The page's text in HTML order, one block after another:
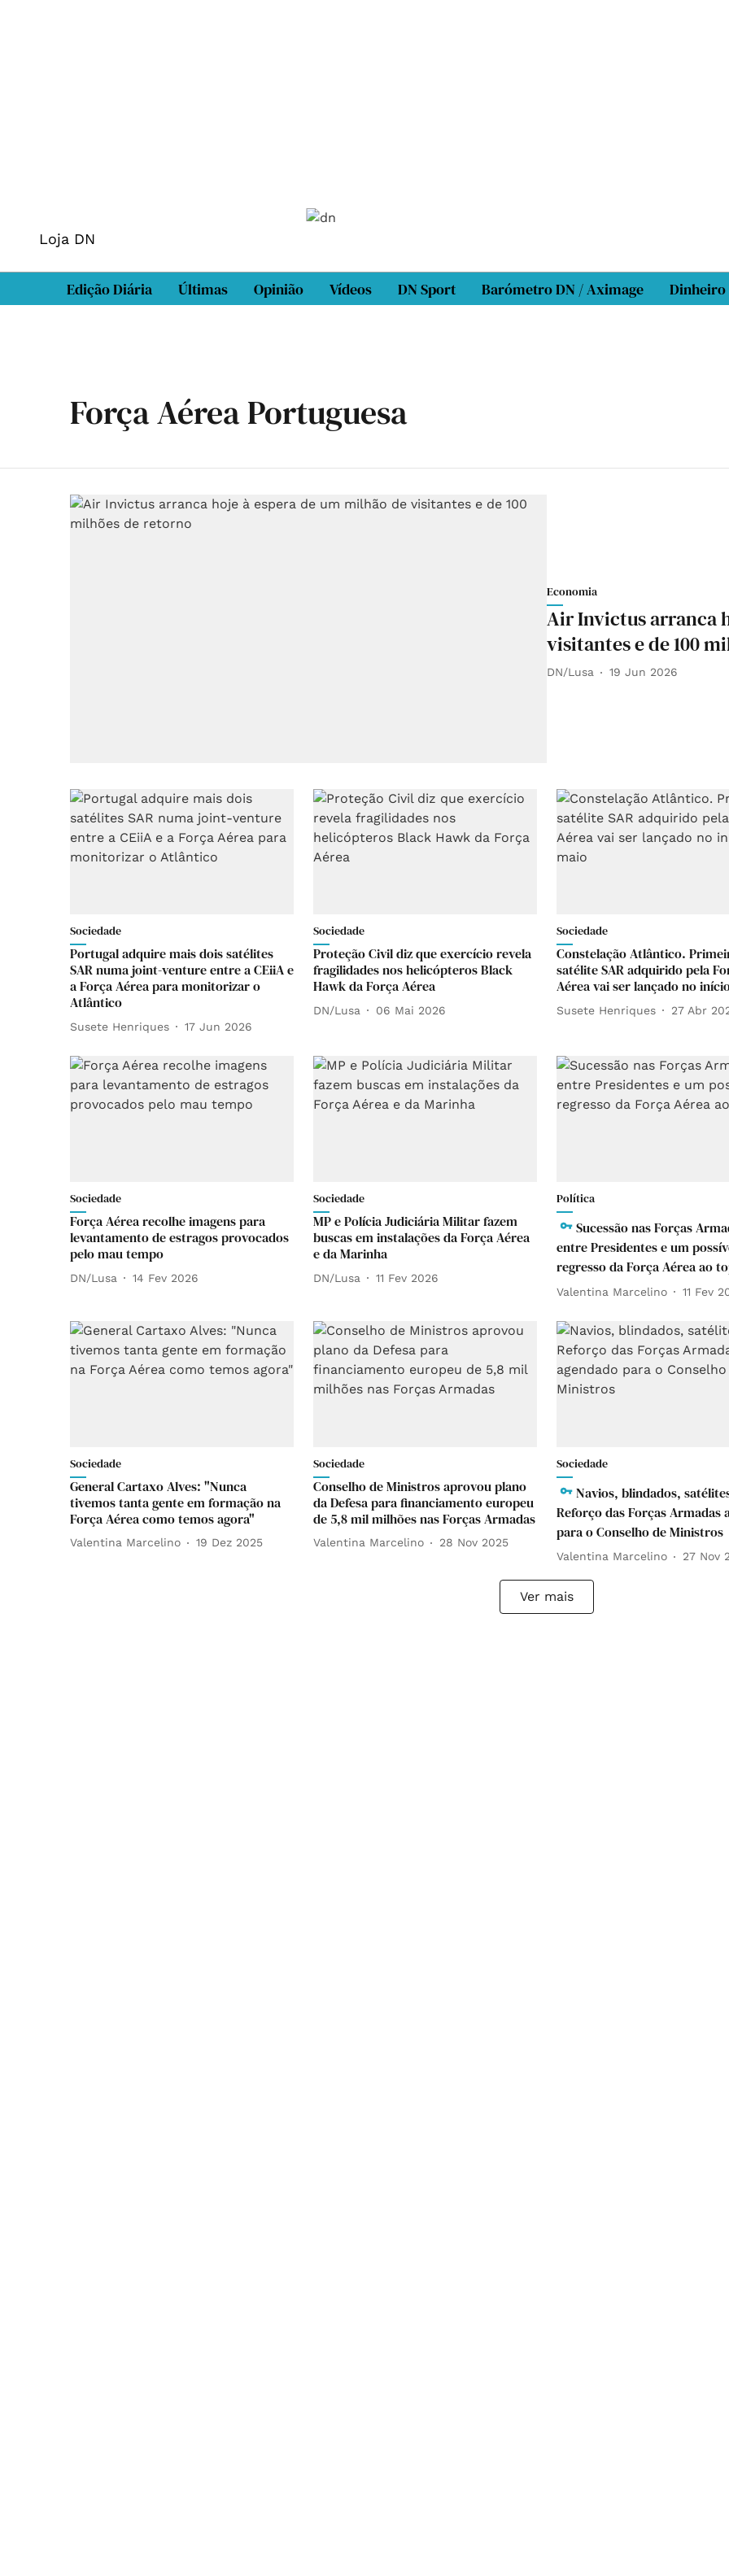
Loja DN
Edição Diária Últimas Opinião Vídeos DN Sport Barómetro DN / Aximage Dinheiro
Força Aérea Portuguesa
Economia
Air Invictus arranca
visitantes e de 100
DN/Lusa 19 Jun 2026
Sociedade
Portugal adquire mais dois satélites
SAR numa joint-venture entre a CEiiA e
a Força Aérea para monitorizar o
Atlântico
Susete Henriques 17 Jun 2026
Sociedade
Proteção Civil diz que exercício revela
fragilidades nos helicópteros Black
Hawk da Força Aérea
DN/Lusa 06 Mai 2026
Sociedade
Constelação Atlântico.
satélite SAR adquirido pela
Aérea vai ser lançado no
Susete Henriques 27 Abr
Sociedade
Força Aérea recolhe imagens para
levantamento de estragos provocados
pelo mau tempo
DN/Lusa 14 Fev 2026
Sociedade
MP e Polícia Judiciária Militar fazem
buscas em instalações da Força Aérea
e da Marinha
DN/Lusa 11 Fev 2026
Política
Sucessão nas Forças
entre Presidentes e um
regresso da Força Aérea ao
Valentina Marcelino 11 Fev
Sociedade
General Cartaxo Alves: "Nunca
tivemos tanta gente em formação na
Força Aérea como temos agora"
Valentina Marcelino 19 Dez 2025
Sociedade
Conselho de Ministros aprovou plano
da Defesa para financiamento europeu
de 5,8 mil milhões nas Forças Armadas
Valentina Marcelino 28 Nov 2025
Sociedade
Navios, blindados,
Reforço das Forças Armadas
para o Conselho de Ministros
Valentina Marcelino 27 Nov
Ver mais